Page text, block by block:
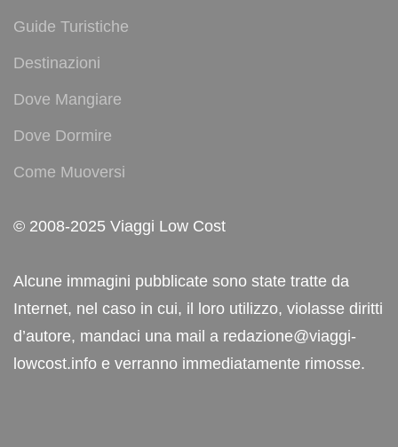
Guide Turistiche
Destinazioni
Dove Mangiare
Dove Dormire
Come Muoversi
© 2008-2025 Viaggi Low Cost
Alcune immagini pubblicate sono state tratte da
Internet, nel caso in cui, il loro utilizzo, violasse diritti
d’autore, mandaci una mail a redazione@viaggi-
lowcost.info e verranno immediatamente rimosse.